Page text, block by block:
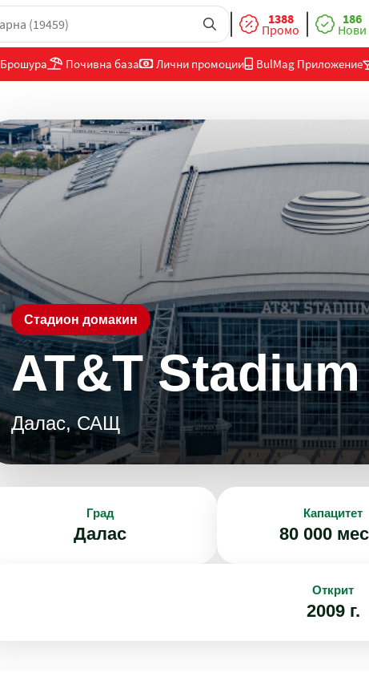
1388
Промо
186
Нови
Брошура Почивна база Лични промоции BulMag Приложение
Стадион домакин
AT&T Stadium
Далас, САЩ
Град
Далас
Капацитет
80 000
Открит
2009 г.